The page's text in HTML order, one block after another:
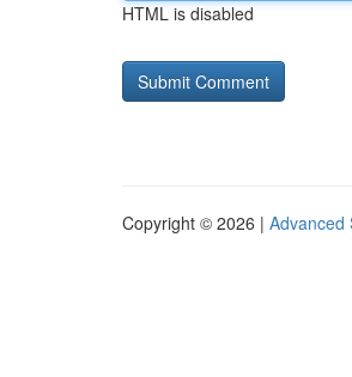
HTML is disabled
Copyright © 2026 | Advanced